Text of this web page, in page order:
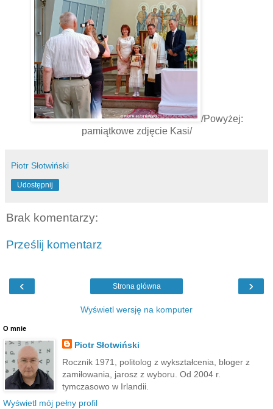
/Powyżej:
pamiątkowe zdjęcie Kasi/
Piotr Słotwiński
Udostępnij
Brak komentarzy:
Prześlij komentarz
‹ ›
Strona główna
Wyświetl wersję na komputer
O mnie
Piotr Słotwiński
Rocznik 1971, politolog z wykształcenia, bloger z
zamiłowania, jarosz z wyboru. Od 2004 r.
tymczasowo w Irlandii.
Wyświetl mój pełny profil